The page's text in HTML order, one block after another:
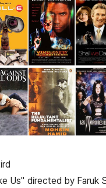
Us" directed by Faruk